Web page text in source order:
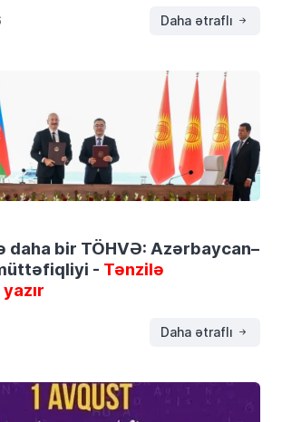
Daha ətraflı
daha bir TÖHVƏ: Azərbaycan–
- Tənzilə
Daha ətraflı